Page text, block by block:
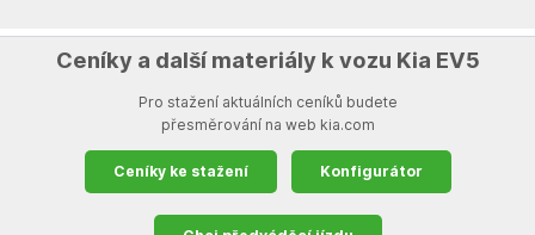
Ceníky a další materiály k vozu Kia EV5
Pro stažení aktuálních ceníků budete
přesměrování na web kia.com
Ceníky ke stažení Konfigurátor